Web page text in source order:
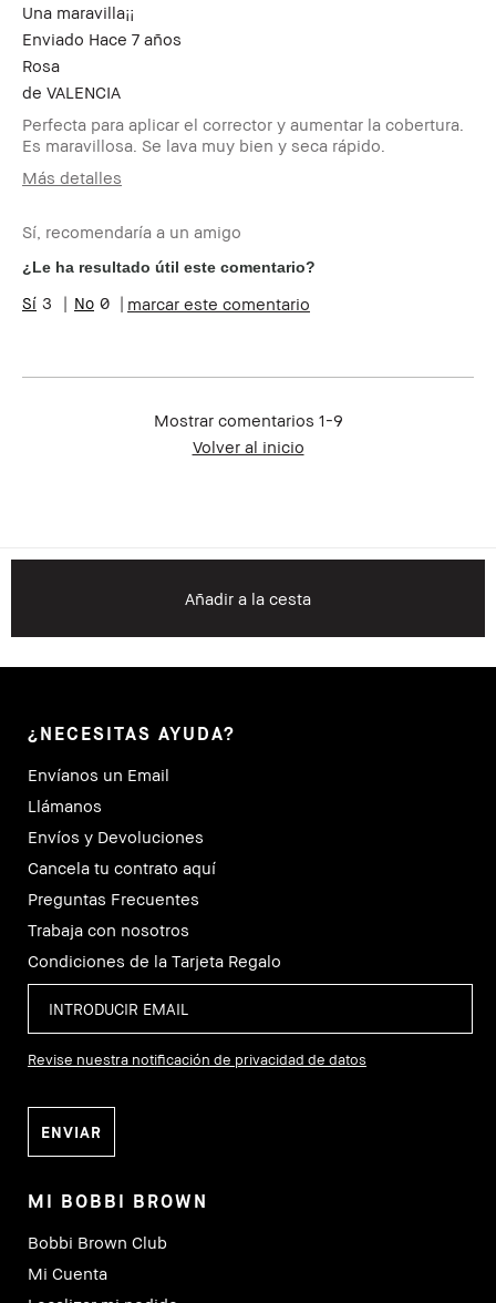
Una maravilla¡¡
Enviado Hace 7 años
Rosa
de VALENCIA
Perfecta para aplicar el corrector y aumentar la cobertura.
Es maravillosa. Se lava muy bien y seca rápido.
Más detalles
Tipo de piel
Seca
Preocupaciones de la piel
Manchas
Beneficios del producto
Sí, recomendaría a un amigo
¿Le ha resultado útil este comentario?
3 0 marcar este comentario
Mostrar comentarios 1-9
Volver al inicio
Añadir a la cesta
¿NECESITAS AYUDA?
Envíanos un Email
Llámanos
Envíos y Devoluciones
Cancela tu contrato aquí
Preguntas Frecuentes
Trabaja con nosotros
Condiciones de la Tarjeta Regalo
Revise nuestra notificación de privacidad de datos
MI BOBBI BROWN
Bobbi Brown Club
Mi Cuenta